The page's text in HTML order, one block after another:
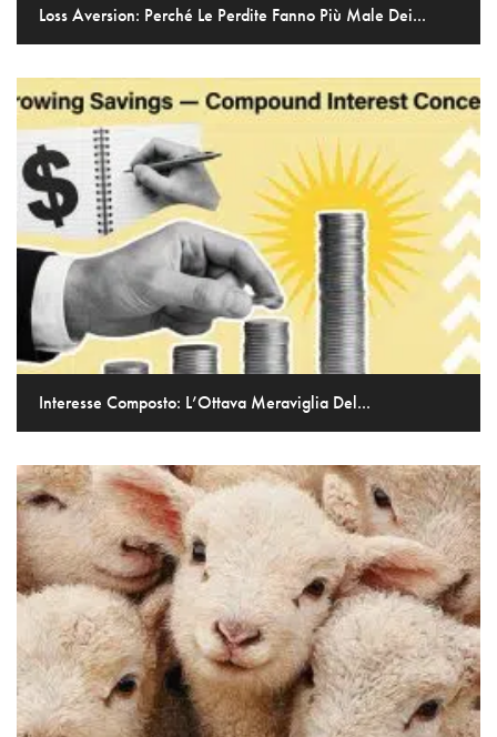
Loss Aversion: Perché Le Perdite Fanno Più Male Dei...
Interesse Composto: L’Ottava Meraviglia Del...